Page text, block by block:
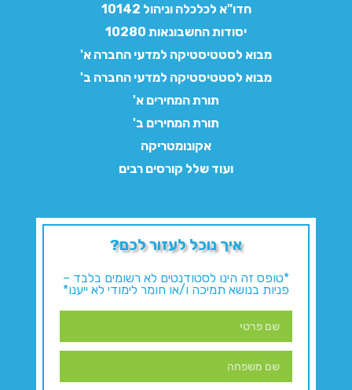
חדו"א לכלכלה וניהול 10142
יסודות החשבונאות 10280
מבוא לסטטיסטיקה למדעי החברה א'
מבוא לסטטיסטיקה למדעי החברה ב'
תורת המחירים א'
תורת המחירים ב'
אקונומטריקה
ועוד שלל קורסים רבים
איך נוכל לעזור לכם?
*טופס זה הינו לסטודנטים לא רשומים בלבד –
פניות בנושא תמיכה ו/או חומר לימודי לא ייענו*